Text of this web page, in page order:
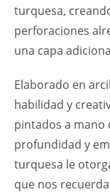
turquesa,
perforaciones
una capa
Elaborado en
habilidad y
pintados a mano
profundidad y
turquesa le
que nos